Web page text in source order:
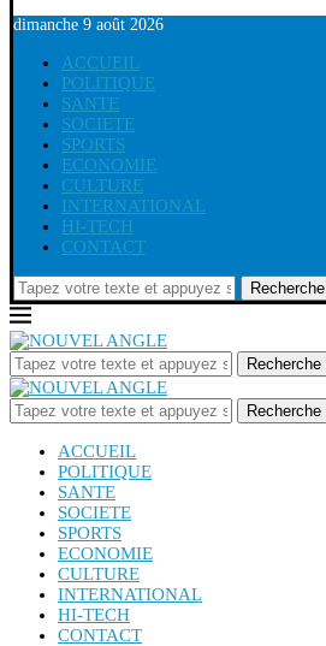
dimanche 9 août 2026
ACCUEIL
POLITIQUE
SANTE
SOCIETE
SPORTS
ECONOMIE
CULTURE
INTERNATIONAL
HI-TECH
CONTACT
Recherche
Recherche
Recherche
ACCUEIL
POLITIQUE
SANTE
SOCIETE
SPORTS
ECONOMIE
CULTURE
INTERNATIONAL
HI-TECH
CONTACT